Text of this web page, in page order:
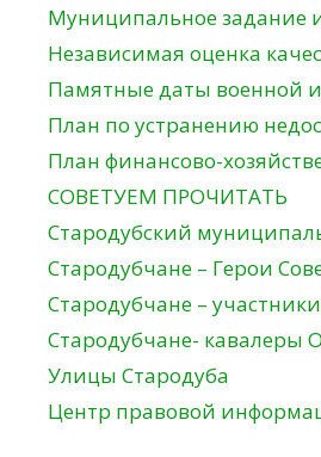
Муниципальное задание
Независимая оценка
Памятные даты военной
План по устранению
План финансово-
СОВЕТУЕМ ПРОЧИТАТЬ
Стародубский
Стародубчане – Герои
Стародубчане –
Стародубчане- кавалеры
Улицы Стародуба
Центр правовой